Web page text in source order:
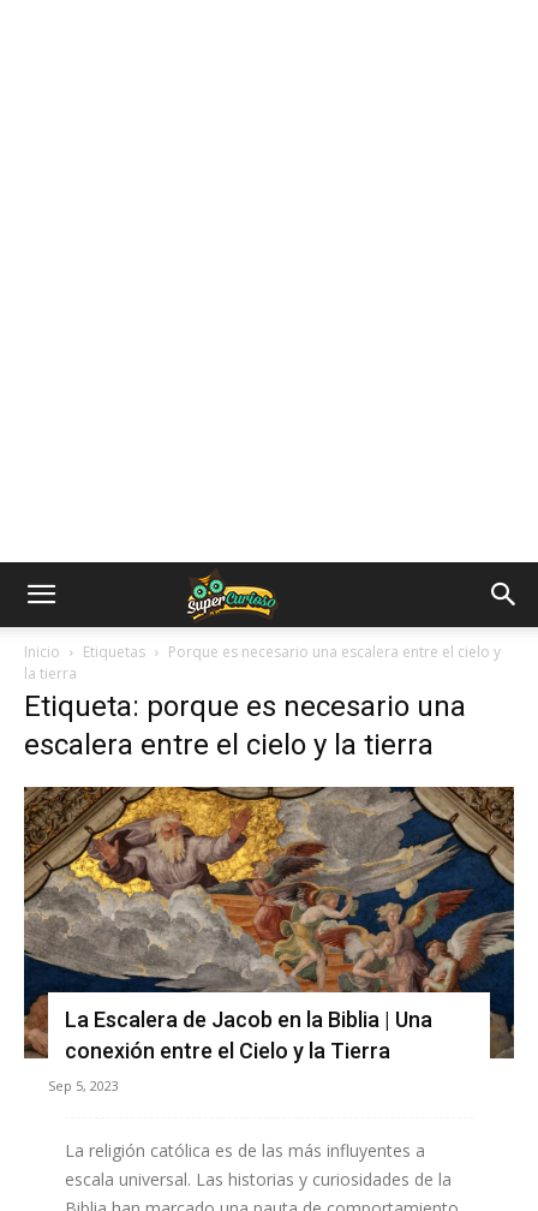
Inicio Etiquetas
Porque es necesario una escalera entre el cielo y
la tierra
Etiqueta: porque es necesario una
escalera entre el cielo y la tierra
La Escalera de Jacob en la Biblia | Una
conexión entre el Cielo y la Tierra
Sep 5, 2023
La religión católica es de las más influyentes a
escala universal. Las historias y curiosidades de la